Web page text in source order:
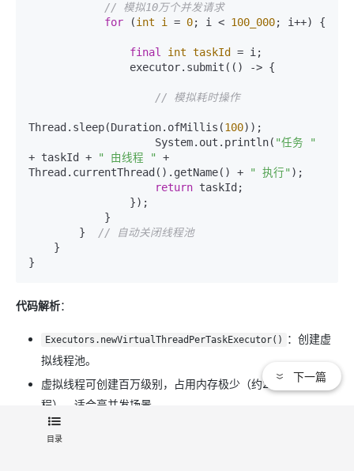
// 模拟10万个并发请求
for (int i = 0; i < 100_000; i++) {
final int taskId = i;
// 模拟耗时操作
Thread.sleep(Duration.ofMillis(100));
                    System.out.println(
"任务 "
+ taskId +
" 由线程 "
+
Thread.currentThread().getName() +
" 执行" );
return taskId;
        }
// 自动关闭线程池
代码解析：
Executors.newVirtualThreadPerTaskExecutor()
：创建虚
拟线程池。
虚拟线程可创建百万级别，占用内存极少（约200KB/线
程），适合高并发场景。
目录
下一篇